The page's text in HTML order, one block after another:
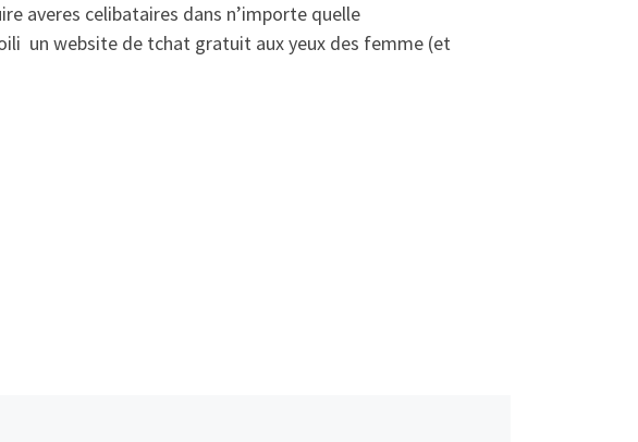
averes celibataires dans n’importe quelle
un website de tchat gratuit aux yeux des femme (et